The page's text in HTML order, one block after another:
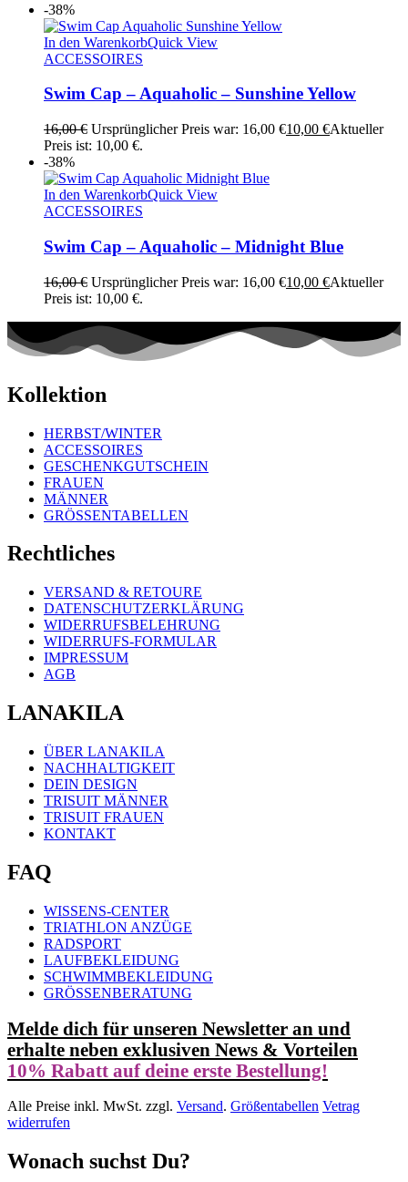
-38%
In den WarenkorbQuick View
ACCESSOIRES
Swim Cap – Aquaholic – Sunshine Yellow
16,00€ Ursprünglicher Preis war: 16,00 €10,00 €Aktueller
Preis ist: 10,00 €.
-38%
In den WarenkorbQuick View
ACCESSOIRES
Swim Cap – Aquaholic – Midnight Blue
16,00€ Ursprünglicher Preis war: 16,00 €10,00 €Aktueller
Preis ist: 10,00 €.
Kollektion
HERBST/WINTER
ACCESSOIRES
GESCHENKGUTSCHEIN
FRAUEN
MÄNNER
GRÖSSENTABELLEN
Rechtliches
VERSAND & RETOURE
DATENSCHUTZERKLÄRUNG
WIDERRUFSBELEHRUNG
WIDERRUFS-FORMULAR
IMPRESSUM
AGB
LANAKILA
ÜBER LANAKILA
NACHHALTIGKEIT
DEIN DESIGN
TRISUIT MÄNNER
TRISUIT FRAUEN
KONTAKT
FAQ
WISSENS-CENTER
TRIATHLON ANZÜGE
RADSPORT
LAUFBEKLEIDUNG
SCHWIMMBEKLEIDUNG
GRÖSSENBERATUNG
Melde dich für unseren Newsletter an und
erhalte neben exklusiven News & Vorteilen
10% Rabatt auf deine erste Bestellung!
Alle Preise inkl. MwSt. zzgl. Versand. Größentabellen Vetrag
widerrufen
Wonach suchst Du?